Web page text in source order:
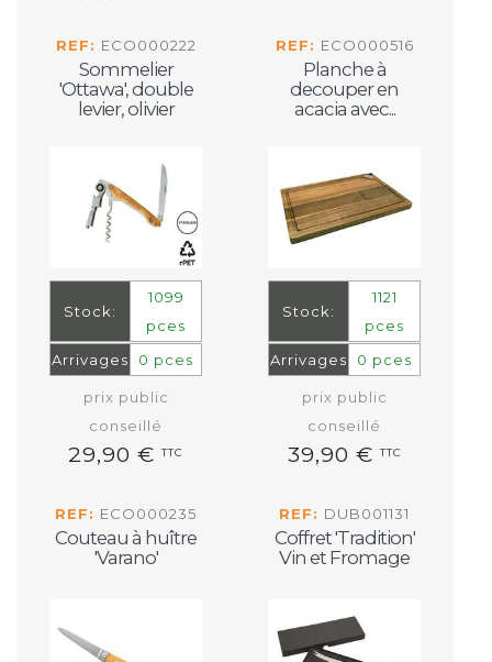
REF: ECO000222
Sommelier
'Ottawa', double
levier, olivier
Stock:
1099
pces
Arrivages
0 pces
prix public
conseillé
29,90 €TTC
REF: ECO000516
Planche à
decouper en
acacia avec...
Stock:
1121
pces
Arrivages
0 pces
prix public
conseillé
39,90 €TTC
REF: ECO000235
Couteau à huître
'Varano'
REF: DUB001131
Coffret 'Tradition'
Vin et Fromage